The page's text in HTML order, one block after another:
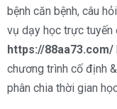
bệnh căn bệnh, câu
vụ dạy học trực
https://88aa73.com/
chương trình cố định
phân chia thời gian